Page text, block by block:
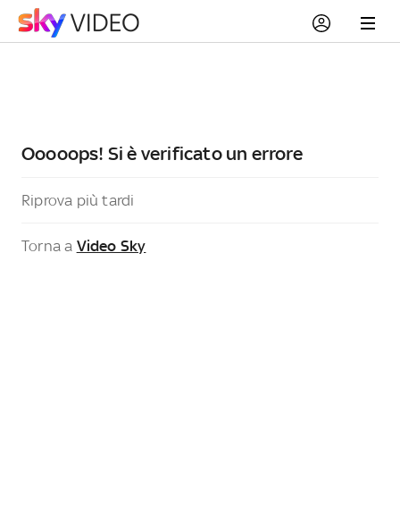
Ooooops! Si è verificato un errore
Riprova più tardi
Torna a Video Sky